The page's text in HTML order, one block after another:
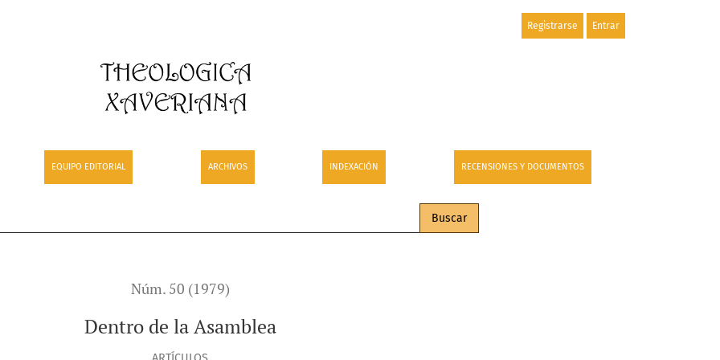
EQUIPO EDITORIAL ARCHIVOS INDEXACIÓN RECENSIONES Y DOCUMENTOS
Registrarse Entrar
Buscar
Núm. 50 (1979)
Dentro de la Asamblea